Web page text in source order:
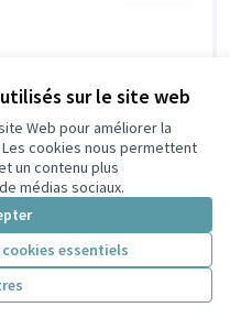
sur le site web
Web pour améliorer la
cookies nous permettent
un contenu plus
médias sociaux.
essentiels
d'eau
enfants
Retenue par